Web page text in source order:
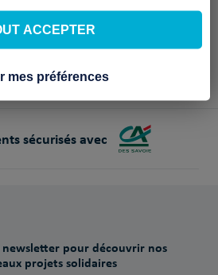
sécurisés avec
pour découvrir nos
projets solidaires
ACCEPTER
mes préférences